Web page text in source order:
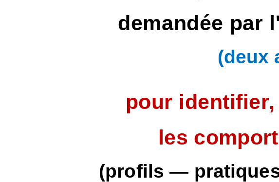
demandée par
(deux
pour
les
(profils —